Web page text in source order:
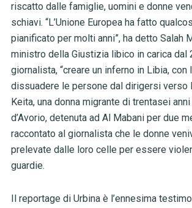
riscatto dalle famiglie, uomini e donne
schiavi. “L’Unione Europea ha fatto
pianificato per molti anni”, ha detto Salah
ministro della Giustizia libico in carica dal
giornalista, “creare un inferno in Libia, con
dissuadere le persone dal dirigersi verso
Keita, una donna migrante di trentasei
d’Avorio, detenuta ad Al Mabani per due
raccontato al giornalista che le donne
prelevate dalle loro celle per essere
guardie.
Il reportage di Urbina è l’ennesima